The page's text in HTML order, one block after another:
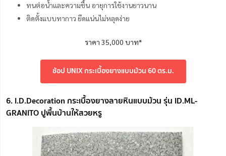
ทนต่อน้ำและความชื้น อายุการใช้งานยาวนาน
ติดตั้งแบบทากาว ยึดแน่นไม่หลุดง่าย
ราคา 35,000 บาท*
ช้อป UNIX กระเบื้องยางแบบม้วน 60 ตร.ม.
6. I.D.Decoration กระเบื้องยางลายหินแบบม้วน รุ่น ID.ML-
GRANITO ปูพื้นบ้านให้สวยหรู